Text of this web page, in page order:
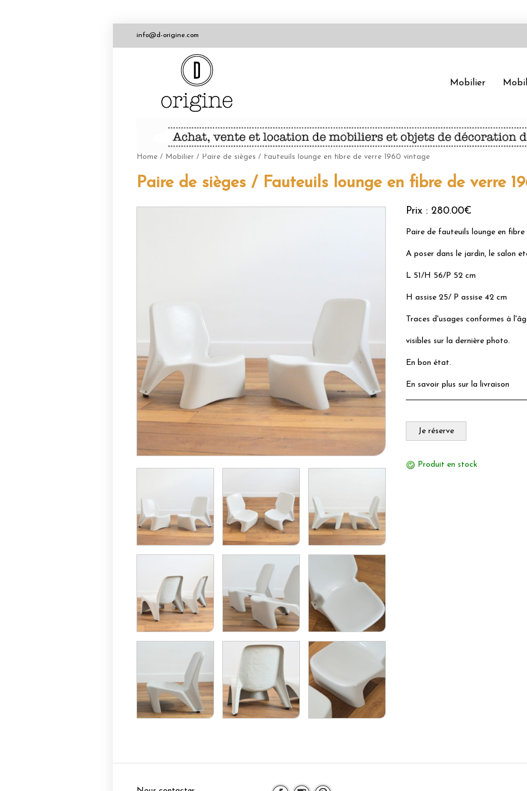
info@d-origine.com
Mobilier
Home / Mobilier / Paire de sièges / Fauteuils lounge en fibre de verre 1960 vintage
Paire de sièges / Fauteuils lounge en fibre de verre
Prix : 280.00€
Paire de fauteuils lounge en fibre
A poser dans le jardin, le salon
L 51/H 56/P 52 cm
H assise 25/ P assise 42 cm
Traces d'usages conformes à
visibles sur la dernière photo.
En bon état.
En savoir plus sur la livraison
Je réserve
Produit en stock